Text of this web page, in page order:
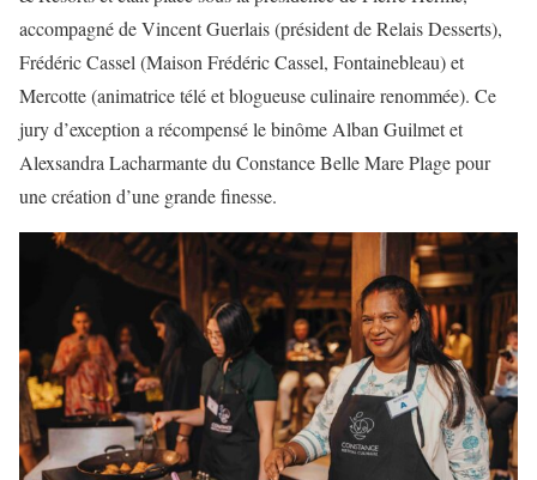
accompagné de Vincent Guerlais (président de Relais Desserts),
Frédéric Cassel (Maison Frédéric Cassel, Fontainebleau) et
Mercotte (animatrice télé et blogueuse culinaire renommée). Ce
jury d’exception a récompensé le binôme Alban Guilmet et
Alexsandra Lacharmante du Constance Belle Mare Plage pour
une création d’une grande finesse.